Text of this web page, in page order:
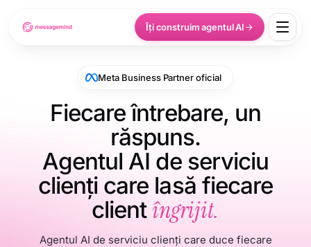
Îți construim agentul AI
Meta Business Partner oficial
Fiecare întrebare, un
răspuns.
Agentul AI de serviciu
clienți care lasă fiecare
clientîngrijit.
Agentul AI de serviciu clienți care duce fiecare